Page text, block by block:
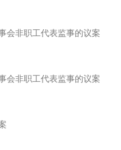
非职工代表监事的议案
非职工代表监事的议案